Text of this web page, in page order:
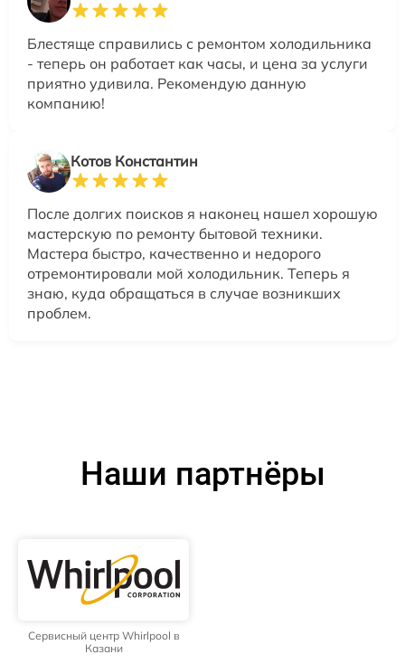
Блестяще справились с ремонтом холодильника
- теперь он работает как часы, и цена за услуги
приятно удивила. Рекомендую данную
компанию!
Котов Константин
После долгих поисков я наконец нашел хорошую
мастерскую по ремонту бытовой техники.
Мастера быстро, качественно и недорого
отремонтировали мой холодильник. Теперь я
знаю, куда обращаться в случае возникших
проблем.
Наши партнёры
Сервисный центр Whirlpool в
Казани